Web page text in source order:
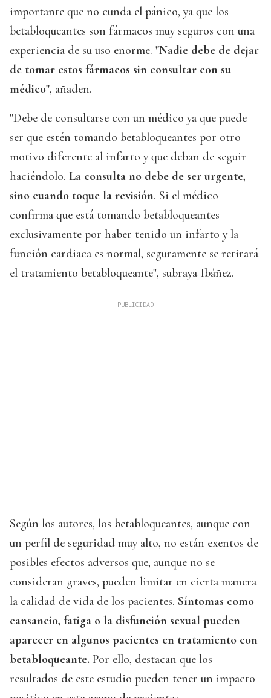
importante que no cunda el pánico, ya que los
betabloqueantes son fármacos muy seguros con una
experiencia de su uso enorme. "Nadie debe de dejar
de tomar estos fármacos sin consultar con su
médico", añaden.
"Debe de consultarse con un médico ya que puede
ser que estén tomando betabloqueantes por otro
motivo diferente al infarto y que deban de seguir
haciéndolo. La consulta no debe de ser urgente,
sino cuando toque la revisión. Si el médico
confirma que está tomando betabloqueantes
exclusivamente por haber tenido un infarto y la
función cardiaca es normal, seguramente se retirará
el tratamiento betabloqueante", subraya Ibáñez.
Según los autores, los betabloqueantes, aunque con
un perfil de seguridad muy alto, no están exentos de
posibles efectos adversos que, aunque no se
consideran graves, pueden limitar en cierta manera
la calidad de vida de los pacientes. Síntomas como
cansancio, fatiga o la disfunción sexual pueden
aparecer en algunos pacientes en tratamiento con
betabloqueante. Por ello, destacan que los
resultados de este estudio pueden tener un impacto